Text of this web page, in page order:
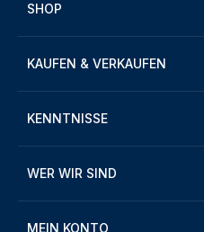
SHOP
KAUFEN & VERKAUFEN
KENNTNISSE
WER WIR SIND
MEIN KONTO